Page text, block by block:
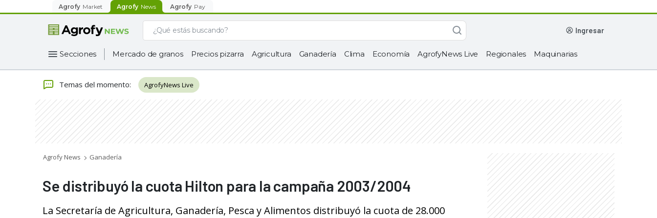
Agrofy Market Agrofy News Agrofy Pay
ingresar
Secciones Mercado de granos Precios pizarra Agricultura Ganadería Clima Economía AgrofyNews Live Regionales Maquinarias
Temas del momento: AgrofyNews Live
Agrofy News Ganadería
Se distribuyó la cuota Hilton para la campaña 2003/2004
La Secretaría de Agricultura, Ganadería, Pesca y Alimentos distribuyó la cuota de 28.000